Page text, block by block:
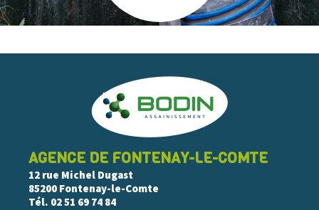
AGENCE DE FONTENAY-LE-COMTE
12 rue Michel Dugast
85200 Fontenay-le-Comte
Tél. 02 51 69 74 84